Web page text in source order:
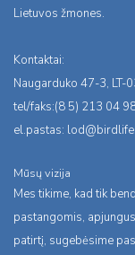
Lietuvos žmones.
Kontaktai:
Naugarduko 47-3, LT-
tel/faks:(8 5) 213 04
el.pastas:
Mūsų vizija
Mes tikime, kad tik
pastangomis,
patirtį, sugebėsime